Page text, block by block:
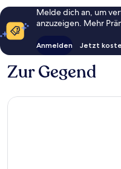
Melde dich an, um
anzuzeigen. Mehr
Anmelden Jetzt
Zur Gegend